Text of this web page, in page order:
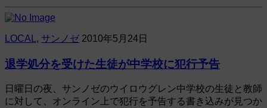
LOCAL , サンノゼ 2010年5月24日
退学処分を受けた生徒が中学校に犯行予告
日曜日の夜、サンノゼのウイロウグレン中学校の生徒と教師
に対して、オンライン上で犯行を予告する書き込みが見つか